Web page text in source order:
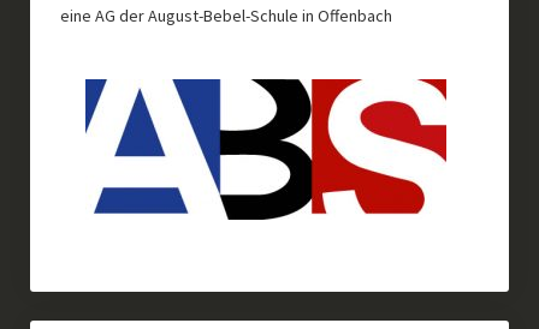
eine AG der August-Bebel-Schule in Offenbach